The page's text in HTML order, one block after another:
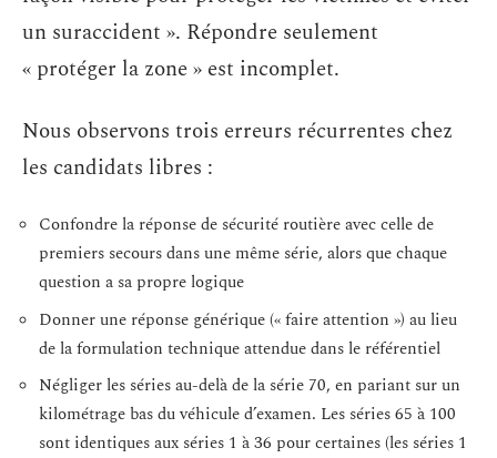
un suraccident ». Répondre seulement
« protéger la zone » est incomplet.
Nous observons trois erreurs récurrentes chez
les candidats libres :
Confondre la réponse de sécurité routière avec celle de
premiers secours dans une même série, alors que chaque
question a sa propre logique
Donner une réponse générique (« faire attention ») au lieu
de la formulation technique attendue dans le référentiel
Négliger les séries au-delà de la série 70, en pariant sur un
kilométrage bas du véhicule d’examen. Les séries 65 à 100
sont identiques aux séries 1 à 36 pour certaines (les séries 1